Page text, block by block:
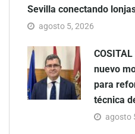
Sevilla conectando
agosto 5, 2026
nuevo
para
técnica
agosto